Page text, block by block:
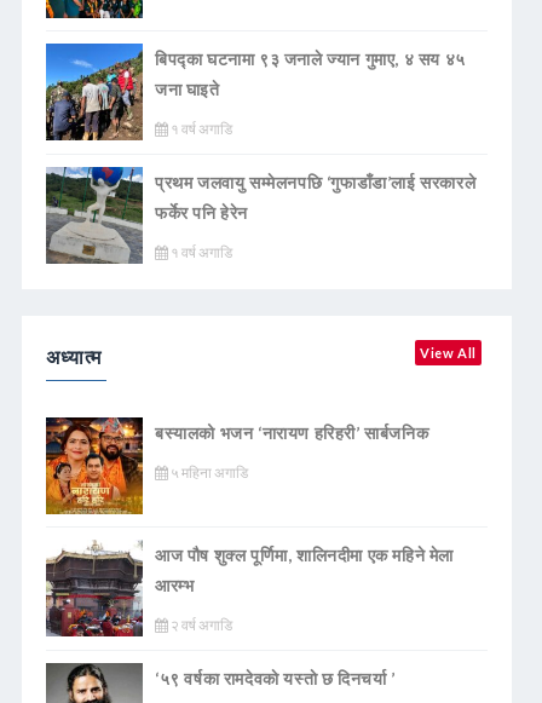
बिपद्का घटनामा ९३ जनाले ज्यान गुमाए, ४ सय ४५
जना घाइते
१ वर्ष अगाडि
प्रथम जलवायु सम्मेलनपछि ‘गुफाडाँडा’लाई सरकारले
फर्केर पनि हेरेन
१ वर्ष अगाडि
अध्यात्म View All
बस्यालको भजन ‘नारायण हरिहरी’ सार्बजनिक
५ महिना अगाडि
आज पौष शुक्ल पूर्णिमा, शालिनदीमा एक महिने मेला
आरम्भ
२ वर्ष अगाडि
‘५९ वर्षका रामदेवकाे यस्ताे छ दिनचर्या ’